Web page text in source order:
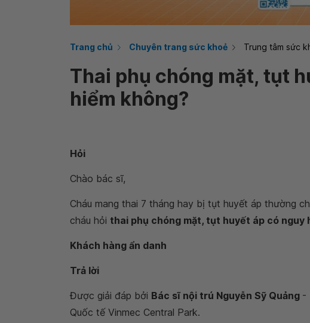
Trang chủ Chuyên trang sức khoẻ Trung tâm sức
Thai phụ chóng mặt, tụt
hiểm không?
Hỏi
Chào bác sĩ,
Cháu mang thai 7 tháng hay bị tụt huyết áp thường
cháu hỏi thai phụ chóng mặt, tụt huyết áp có nguy
Khách hàng ẩn danh
Trả lời
Được giải đáp bởi Bác sĩ nội trú Nguyễn Sỹ Quảng -
Quốc tế Vinmec Central Park.